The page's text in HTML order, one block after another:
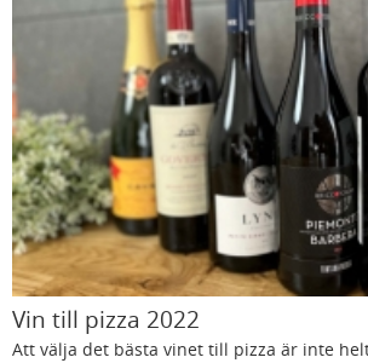
Vin till pizza 2022
Att välja det bästa vinet till pizza är inte